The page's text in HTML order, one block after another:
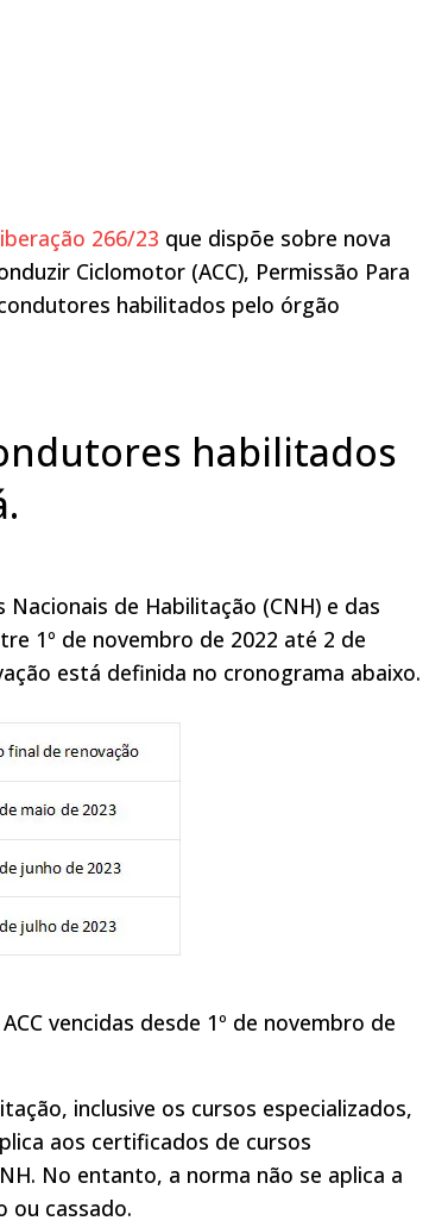
266/23 que dispõe sobre nova
Ciclomotor (ACC), Permissão Para
habilitados pelo órgão
habilitados
de Habilitação (CNH) e das
1º de novembro de 2022 até 2 de
está definida no cronograma abaixo.
vencidas desde 1º de novembro de
inclusive os cursos especializados,
aos certificados de cursos
No entanto, a norma não se aplica a
ou cassado.